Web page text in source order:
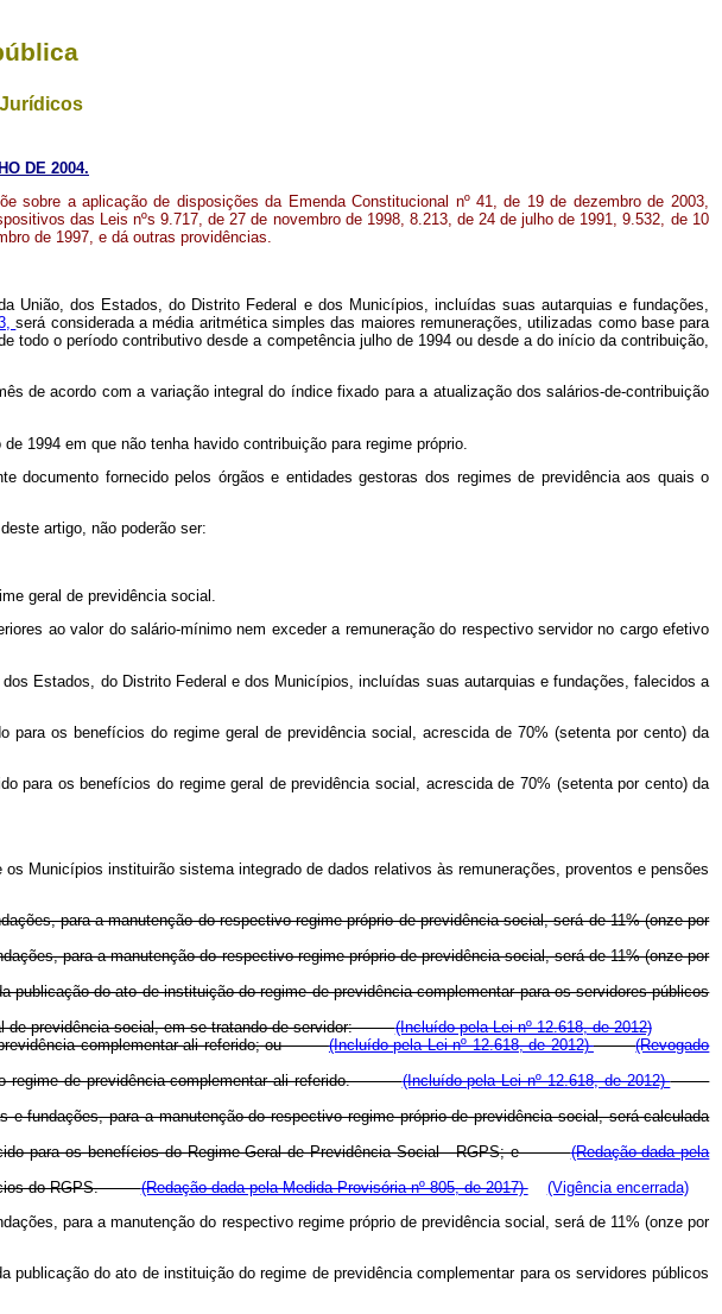
DE 2004.
sobre a aplicação de disposições da Emenda Constitucional nº 41, de 19 de dezembro de 2003,
das Leis nºs 9.717, de 27 de novembro de 1998, 8.213, de 24 de julho de 1991, 9.532, de 10
de 1997, e dá outras providências.
União, dos Estados, do Distrito Federal e dos Municípios, incluídas suas autarquias e fundações,
será considerada a média aritmética simples das maiores remunerações, utilizadas como base para
o período contributivo desde a competência julho de 1994 ou desde a do início da contribuição,
de acordo com a variação integral do índice fixado para a atualização dos salários-de-contribuição
1994 em que não tenha havido contribuição para regime próprio.
documento fornecido pelos órgãos e entidades gestoras dos regimes de previdência aos quais o
artigo, não poderão ser:
geral de previdência social.
ao valor do salário-mínimo nem exceder a remuneração do respectivo servidor no cargo efetivo
Estados, do Distrito Federal e dos Municípios, incluídas suas autarquias e fundações, falecidos a
os benefícios do regime geral de previdência social, acrescida de 70% (setenta por cento) da
para os benefícios do regime geral de previdência social, acrescida de 70% (setenta por cento) da
os Municípios instituirão sistema integrado de dados relativos às remunerações, proventos e pensões
para a manutenção do respectivo regime próprio de previdência social, será de 11% (onze por
para a manutenção do respectivo regime próprio de previdência social, será de 11% (onze por
do ato de instituição do regime de previdência complementar para os servidores públicos
de previdência social, em se tratando de servidor:(Incluído pela Lei nº 12.618, de 2012)
previdência complementar ali referido; ou(Incluído pela Lei nº 12.618, de 2012)
(Revogado
ao regime de previdência complementar ali referido.(Incluído pela Lei nº 12.618, de 2012)
fundações, para a manutenção do respectivo regime próprio de previdência social, será calculada
para os benefícios do Regime Geral de Previdência Social - RGPS; e(Redação dada pela
do RGPS.(Redação dada pela Medida Provisória nº 805, de 2017)
(Vigência encerrada)
para a manutenção do respectivo regime próprio de previdência social, será de 11% (onze por
do ato de instituição do regime de previdência complementar para os servidores públicos